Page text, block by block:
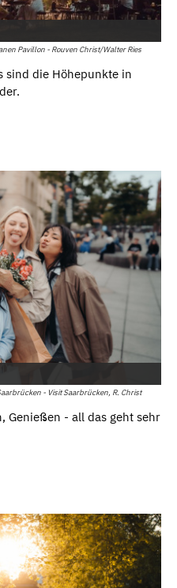
Pavillon - Rouven Christ/Walter Ries
sind die Höhepunkte in
- Visit Saarbrücken, R. Christ
Genießen - all das geht sehr